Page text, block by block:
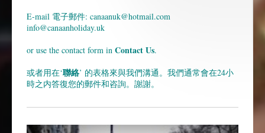
E-mail 電子郵件: canaanuk@hotmail.com
info@canaanholiday.uk
or use the contact form in Contact Us.
或者用在‘聯絡’ 的表格來與我們溝通。我們通常會在24小
時之内答復您的郵件和咨詢。謝謝。